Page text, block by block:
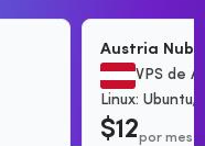
Austria
VPS de
Linux:
$12por mes